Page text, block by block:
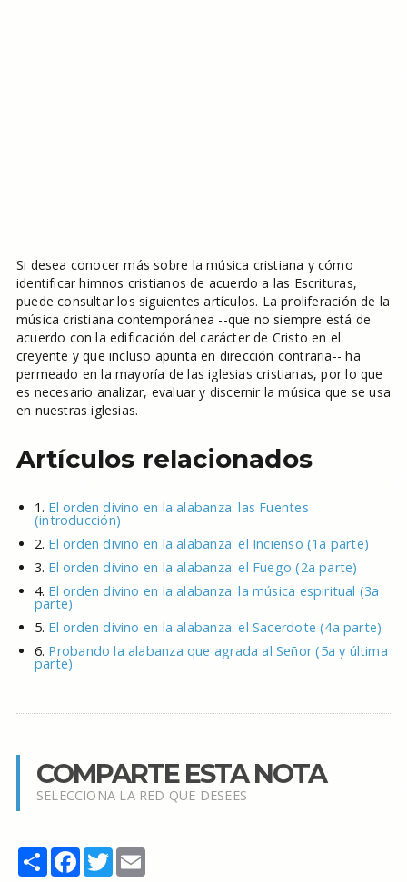
Si desea conocer más sobre la música cristiana y cómo
identificar himnos cristianos de acuerdo a las Escrituras,
puede consultar los siguientes artículos. La proliferación de la
música cristiana contemporánea --que no siempre está de
acuerdo con la edificación del carácter de Cristo en el
creyente y que incluso apunta en dirección contraria-- ha
permeado en la mayoría de las iglesias cristianas, por lo que
es necesario analizar, evaluar y discernir la música que se usa
en nuestras iglesias.
Artículos relacionados
1. El orden divino en la alabanza: las Fuentes
(introducción)
2. El orden divino en la alabanza: el Incienso (1a parte)
3. El orden divino en la alabanza: el Fuego (2a parte)
4. El orden divino en la alabanza: la música espiritual (3a
parte)
5. El orden divino en la alabanza: el Sacerdote (4a parte)
6. Probando la alabanza que agrada al Señor (5a y última
parte)
COMPARTE ESTA NOTA
SELECCIONA LA RED QUE DESEES
Share Facebook
TwitterEmail